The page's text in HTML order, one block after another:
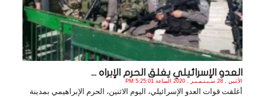
العدو الإسرائيلي يغلق الحرم الإبراه ...
الأثنين , 28 سـبـتـمـبـر , 2020 الساعة 5:25:01 PM
أغلقت قوات العدو الإسرائيلي، اليوم الاثنين، الحرم الإبراهيمي بمدينة